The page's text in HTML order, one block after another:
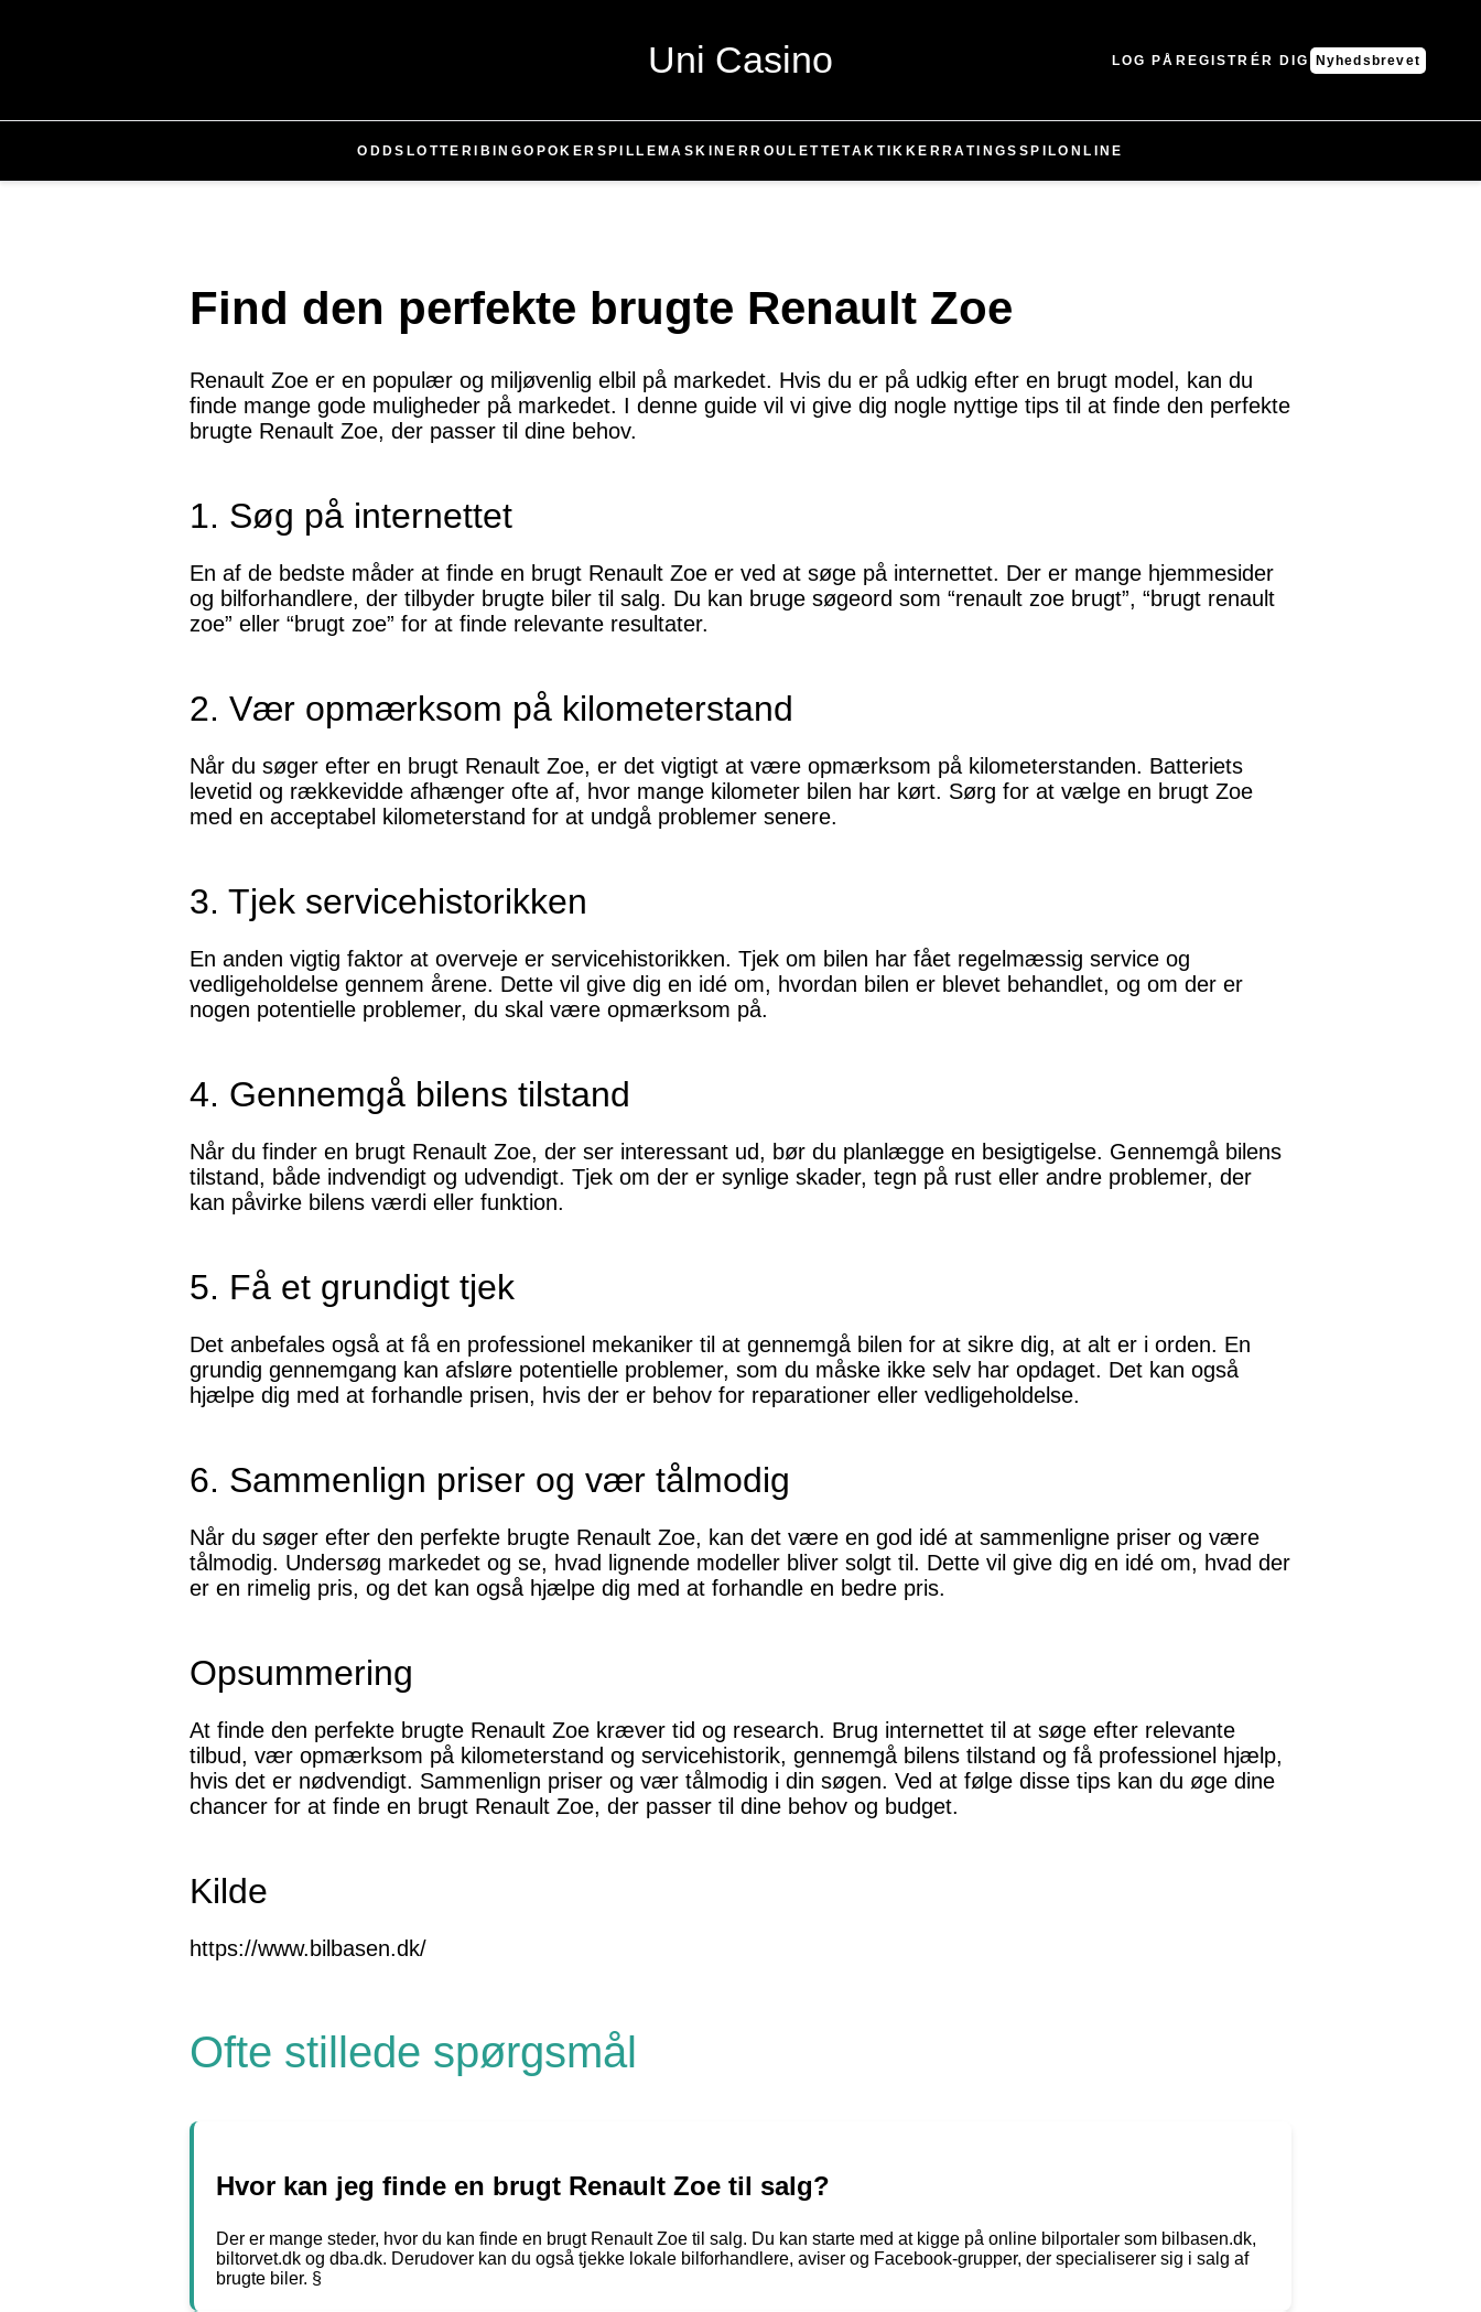
Uni Casino LOG PÅ REGISTRÉR DIG Nyhedsbrevet
ODDS LOTTERI BINGO POKER SPILLEMASKINER ROULETTETAKTIKKER RATINGS SPILONLINE
Find den perfekte brugte Renault Zoe
Renault Zoe er en populær og miljøvenlig elbil på markedet. Hvis du er på udkig efter en brugt model, kan du
finde mange gode muligheder på markedet. I denne guide vil vi give dig nogle nyttige tips til at finde den perfekte
brugte Renault Zoe, der passer til dine behov.
1. Søg på internettet
En af de bedste måder at finde en brugt Renault Zoe er ved at søge på internettet. Der er mange hjemmesider
og bilforhandlere, der tilbyder brugte biler til salg. Du kan bruge søgeord som “renault zoe brugt”, “brugt renault
zoe” eller “brugt zoe” for at finde relevante resultater.
2. Vær opmærksom på kilometerstand
Når du søger efter en brugt Renault Zoe, er det vigtigt at være opmærksom på kilometerstanden. Batteriets
levetid og rækkevidde afhænger ofte af, hvor mange kilometer bilen har kørt. Sørg for at vælge en brugt Zoe
med en acceptabel kilometerstand for at undgå problemer senere.
3. Tjek servicehistorikken
En anden vigtig faktor at overveje er servicehistorikken. Tjek om bilen har fået regelmæssig service og
vedligeholdelse gennem årene. Dette vil give dig en idé om, hvordan bilen er blevet behandlet, og om der er
nogen potentielle problemer, du skal være opmærksom på.
4. Gennemgå bilens tilstand
Når du finder en brugt Renault Zoe, der ser interessant ud, bør du planlægge en besigtigelse. Gennemgå bilens
tilstand, både indvendigt og udvendigt. Tjek om der er synlige skader, tegn på rust eller andre problemer, der
kan påvirke bilens værdi eller funktion.
5. Få et grundigt tjek
Det anbefales også at få en professionel mekaniker til at gennemgå bilen for at sikre dig, at alt er i orden. En
grundig gennemgang kan afsløre potentielle problemer, som du måske ikke selv har opdaget. Det kan også
hjælpe dig med at forhandle prisen, hvis der er behov for reparationer eller vedligeholdelse.
6. Sammenlign priser og vær tålmodig
Når du søger efter den perfekte brugte Renault Zoe, kan det være en god idé at sammenligne priser og være
tålmodig. Undersøg markedet og se, hvad lignende modeller bliver solgt til. Dette vil give dig en idé om, hvad der
er en rimelig pris, og det kan også hjælpe dig med at forhandle en bedre pris.
Opsummering
At finde den perfekte brugte Renault Zoe kræver tid og research. Brug internettet til at søge efter relevante
tilbud, vær opmærksom på kilometerstand og servicehistorik, gennemgå bilens tilstand og få professionel hjælp,
hvis det er nødvendigt. Sammenlign priser og vær tålmodig i din søgen. Ved at følge disse tips kan du øge dine
chancer for at finde en brugt Renault Zoe, der passer til dine behov og budget.
Kilde
https://www.bilbasen.dk/
Ofte stillede spørgsmål
Hvor kan jeg finde en brugt Renault Zoe til salg?
Der er mange steder, hvor du kan finde en brugt Renault Zoe til salg. Du kan starte med at kigge på online bilportaler som bilbasen.dk,
biltorvet.dk og dba.dk. Derudover kan du også tjekke lokale bilforhandlere, aviser og Facebook-grupper, der specialiserer sig i salg af
brugte biler. §